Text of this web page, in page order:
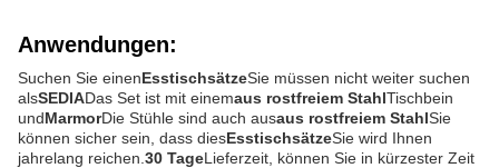
Anwendungen:
Suchen Sie einenEsstischsätzeSie müssen nicht weiter suchen
alsSEDIADas Set ist mit einemaus rostfreiem StahlTischbein
undMarmorDie Stühle sind auch ausaus rostfreiem StahlSie
können sicher sein, dass diesEsstischsätzeSie wird Ihnen
jahrelang reichen. 30 TageLieferzeit, können Sie in kürzester Zeit